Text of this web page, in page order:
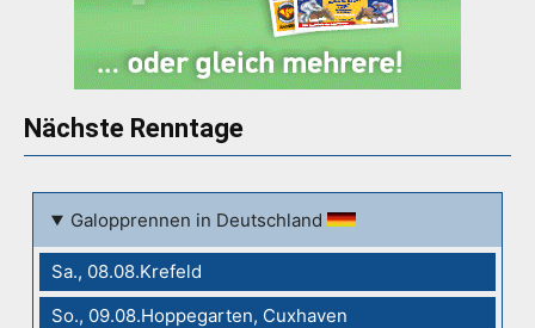
Nächste Renntage
Galopprennen in Deutschland
Sa., 08.08.Krefeld
So., 09.08.Hoppegarten, Cuxhaven